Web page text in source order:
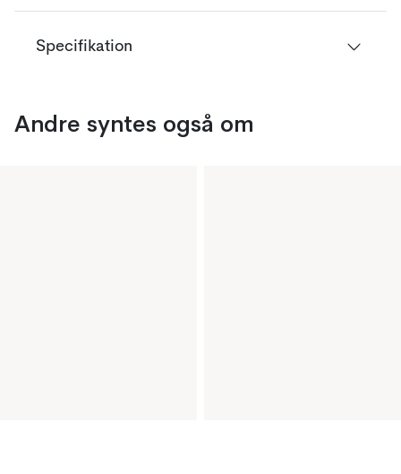
Specifikation
Andre syntes også om